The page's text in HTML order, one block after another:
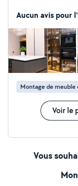
projets : peinture, placo, enduit pose de carrelage et
mobilier et cuisines Notre équipe est composée de
professionnels
attention
finitions. Nous proposons des solutions adaptées à
chaque client,
respectés et un
gratuit
Aucun avis pour
Montage de meuble
Voir le
Vous